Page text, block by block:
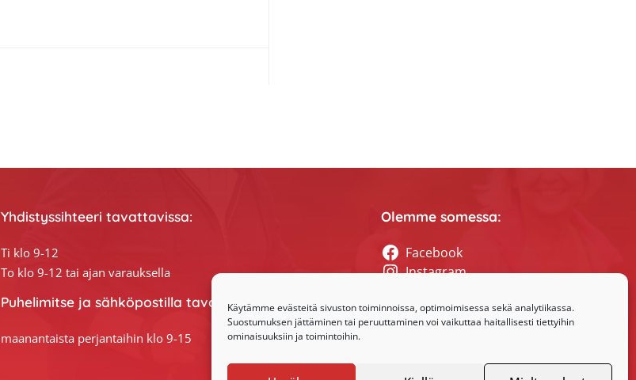
Käytämme evästeitä sivuston toiminnoissa, optimoimisessa sekä analytiikassa.
Suostumuksen jättäminen tai peruuttaminen voi vaikuttaa haitallisesti tiettyihin
ominaisuuksiin ja toimintoihin.
Yhdistyssihteeri tavattavissa:
Ti klo 9-12
To klo 9-12 tai ajan varauksella
Puhelimitse ja sähköpostilla tavoitat yhdistyssihteerin
maanantaista perjantaihin klo 9-15
Olemme somessa:
Facebook
Instagram